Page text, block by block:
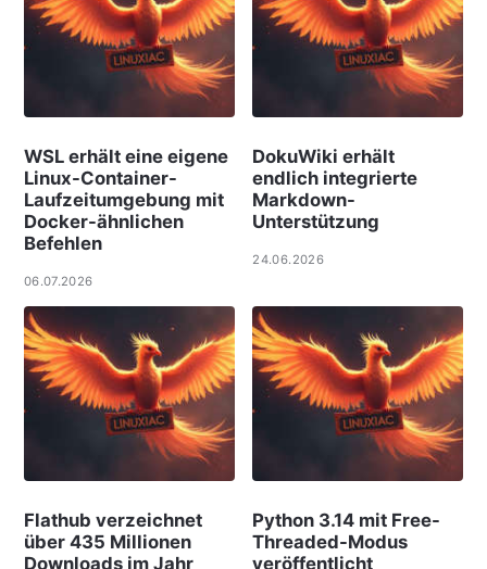
WSL erhält eine eigene
Linux-Container-
Laufzeitumgebung mit
Docker-ähnlichen
Befehlen
06.07.2026
DokuWiki erhält
endlich integrierte
Markdown-
Unterstützung
24.06.2026
Flathub verzeichnet
über 435 Millionen
Downloads im Jahr
Python 3.14 mit Free-
Threaded-Modus
veröffentlicht